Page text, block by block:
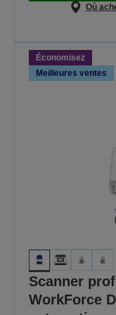
Où
Économisez
Meilleures ventes
Scanner
WorkForce